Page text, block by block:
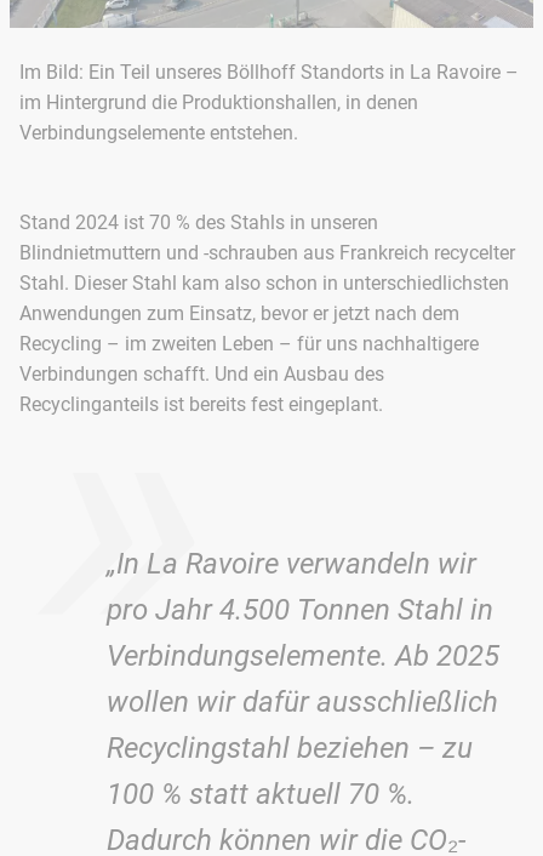
Im Bild: Ein Teil unseres Böllhoff Standorts in La Ravoire –
im Hintergrund die Produktionshallen, in denen
Verbindungselemente entstehen.
Stand 2024 ist 70 % des Stahls in unseren
Blindnietmuttern und -schrauben aus Frankreich recycelter
Stahl. Dieser Stahl kam also schon in unterschiedlichsten
Anwendungen zum Einsatz, bevor er jetzt nach dem
Recycling – im zweiten Leben – für uns nachhaltigere
Verbindungen schafft. Und ein Ausbau des
Recyclinganteils ist bereits fest eingeplant.
„In La Ravoire verwandeln wir
pro Jahr 4.500 Tonnen Stahl in
Verbindungselemente. Ab 2025
wollen wir dafür ausschließlich
Recyclingstahl beziehen – zu
100 % statt aktuell 70 %.
Dadurch können wir die CO₂-
»